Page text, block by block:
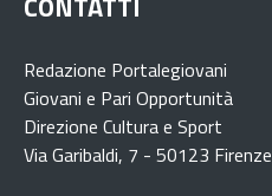
Redazione Portalegiovani
Giovani e Pari Opportunità
Direzione Cultura e Sport
Via Garibaldi, 7 - 50123 Firenze